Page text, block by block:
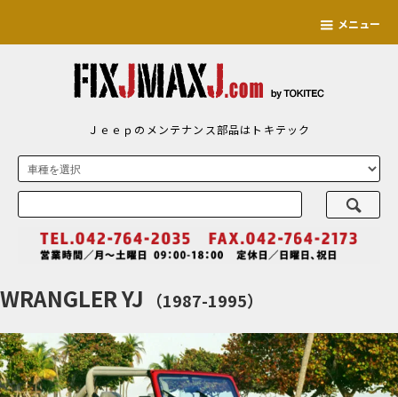
メニュー
Ｊｅｅｐのメンテナンス部品はトキテック
WRANGLER YJ （1987-1995）